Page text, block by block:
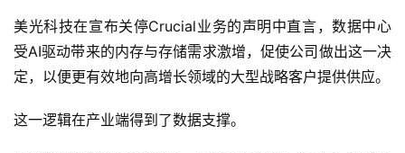
美光科技在宣布关停Crucial业务的声明中直言，数据中心
受AI驱动带来的内存与存储需求激增，促使公司做出这一决
定，以便更有效地向高增长领域的大型战略客户提供供应。
这一逻辑在产业端得到了数据支撑。